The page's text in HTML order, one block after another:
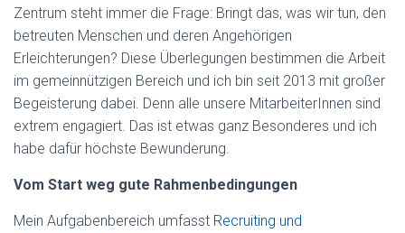
Zentrum steht immer die Frage: Bringt das, was wir tun, den
betreuten Menschen und deren Angehörigen
Erleichterungen? Diese Überlegungen bestimmen die Arbeit
im gemeinnützigen Bereich und ich bin seit 2013 mit großer
Begeisterung dabei. Denn alle unsere MitarbeiterInnen sind
extrem engagiert. Das ist etwas ganz Besonderes und ich
habe dafür höchste Bewunderung.
Vom Start weg gute Rahmenbedingungen
Mein Aufgabenbereich umfasst Recruiting und